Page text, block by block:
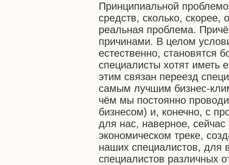
Принципиальной
средств, сколько, скорее,
реальная проблема.
причинами. В целом
естественно, становятся
специалисты хотят иметь
этим связан переезд
самым лучшим бизнес-
чём мы постоянно
бизнесом) и, конечно, с
для нас, наверное,
экономическом треке,
наших специалистов, для
специалистов различных